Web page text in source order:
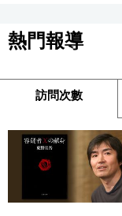
熱門報導
訪問次數